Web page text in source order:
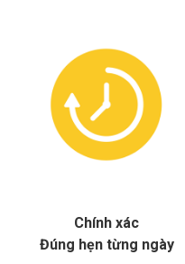
Chính xác
Đúng hẹn từng ngày